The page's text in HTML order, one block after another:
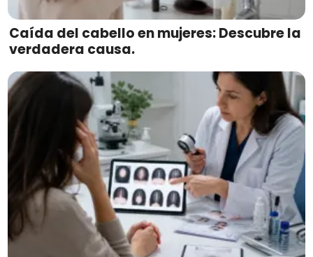
Caída del cabello en mujeres: Descubre la
verdadera causa.